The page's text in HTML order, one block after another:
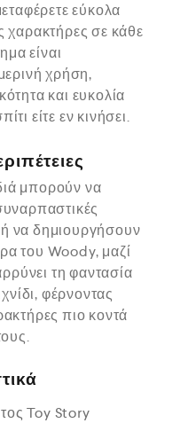
εύκολα
σε κάθε
είναι
χρήση,
και ευκολία
είτε εν κινήσει.
μπορούν να
ή να δημιουργήσουν
του Woody, μαζί
τη φαντασία
φέρνοντας
πιο κοντά
Toy Story